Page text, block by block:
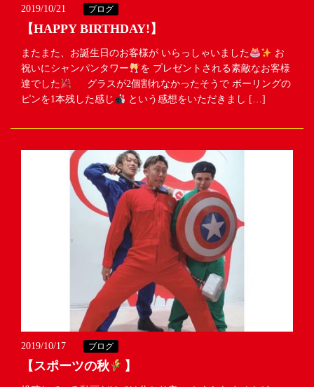
2019/10/21 ブログ
【HAPPY BIRTHDAY!】
またまた、お誕生日のお客様が いらっしゃいました
お
祝いにシャンパンタワー
を プレゼントされる素敵なお客様
達でした
グラスが2個割れなかったそうで ボーリングの
ピンを1本残した感じ
という感想をいただきまし […]
2019/10/17 ブログ
【スポーツの秋 】